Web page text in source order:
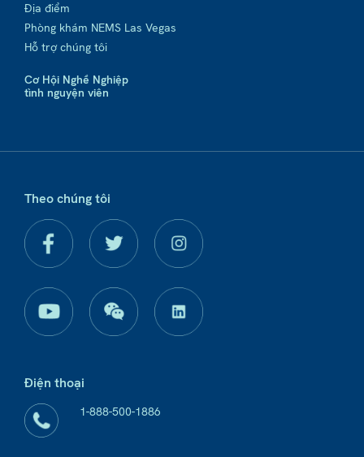
Địa điểm
Phòng khám NEMS Las Vegas
Hỗ trợ chúng tôi
Cơ Hội Nghề Nghiệp
tình nguyện viên
Theo chúng tôi
Điện thoại
1-888-500-1886